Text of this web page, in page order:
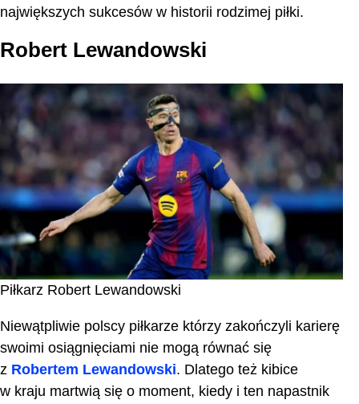
największych sukcesów w historii rodzimej piłki.
Robert Lewandowski
Piłkarz Robert Lewandowski
Niewątpliwie polscy piłkarze którzy zakończyli karierę
swoimi osiągnięciami nie mogą równać się
z Robertem Lewandowski. Dlatego też kibice
w kraju martwią się o moment, kiedy i ten napastnik